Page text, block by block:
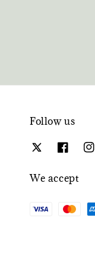
Follow us
We accept